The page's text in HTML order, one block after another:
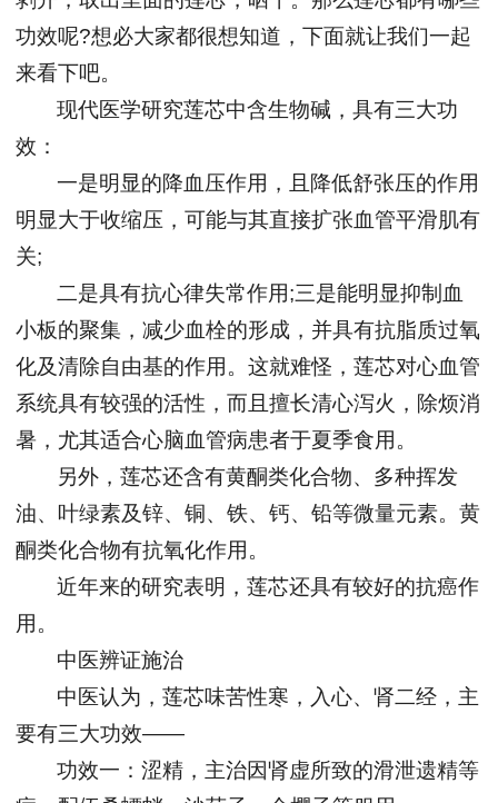
功效呢?想必大家都很想知道，下面就让我们一起
来看下吧。
现代医学研究莲芯中含生物碱，具有三大功
效：
一是明显的降血压作用，且降低舒张压的作用
明显大于收缩压，可能与其直接扩张血管平滑肌有
关;
二是具有抗心律失常作用;三是能明显抑制血
小板的聚集，减少血栓的形成，并具有抗脂质过氧
化及清除自由基的作用。这就难怪，莲芯对心血管
系统具有较强的活性，而且擅长清心泻火，除烦消
暑，尤其适合心脑血管病患者于夏季食用。
另外，莲芯还含有黄酮类化合物、多种挥发
油、叶绿素及锌、铜、铁、钙、铅等微量元素。黄
酮类化合物有抗氧化作用。
近年来的研究表明，莲芯还具有较好的抗癌作
用。
中医辨证施治
中医认为，莲芯味苦性寒，入心、肾二经，主
要有三大功效——
功效一：涩精，主治因肾虚所致的滑泄遗精等